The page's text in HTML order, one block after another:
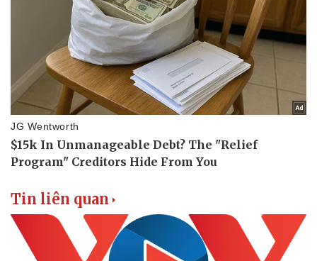
Tin liên quan